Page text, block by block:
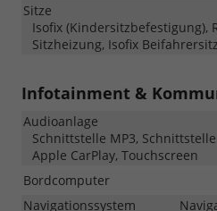
Sitze
Isofix (Kindersitzbefestigung),
Sitzheizung, Isofix Beifahrersitz
Infotainment &
Audioanlage
Schnittstelle MP3,
Apple CarPlay, Touchscreen
Bordcomputer
Navigationssystem